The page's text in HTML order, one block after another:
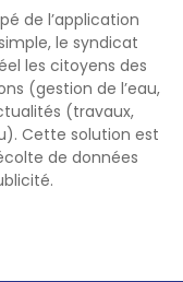
de l’application
le syndicat
les citoyens des
(gestion de l’eau,
(travaux,
Cette solution est
de données